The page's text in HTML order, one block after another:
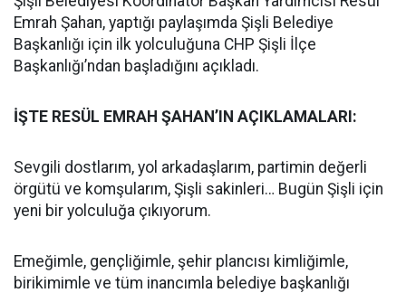
Emrah Şahan, yaptığı paylaşımda Şişli Belediye
Başkanlığı için ilk yolculuğuna CHP Şişli İlçe
Başkanlığı’ndan başladığını açıkladı.
İŞTE RESÜL EMRAH ŞAHAN’IN AÇIKLAMALARI:
Sevgili dostlarım, yol arkadaşlarım, partimin değerli
örgütü ve komşularım, Şişli sakinleri… Bugün Şişli için
yeni bir yolculuğa çıkıyorum.
Emeğimle, gençliğimle, şehir plancısı kimliğimle,
birikimimle ve tüm inancımla belediye başkanlığı